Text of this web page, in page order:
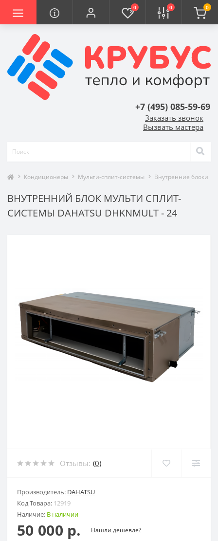
0 0 0
+7 (495) 085-59-69
Заказать звонок
Вызвать мастера
Кондиционеры Мульти-сплит-системы Внутренние блоки
ВНУТРЕННИЙ БЛОК МУЛЬТИ СПЛИТ-
СИСТЕМЫ DAHATSU DHKNMULT - 24
Отзывы: (0)
Производитель: DAHATSU
Код Товара: 12919
Наличие: В наличии
50 000 р. Нашли дешевле?